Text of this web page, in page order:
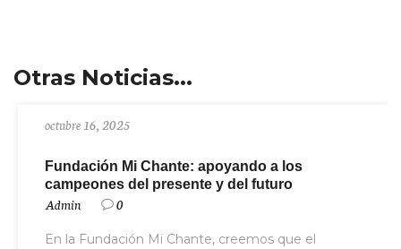
Otras Noticias...
octubre 16, 2025
Fundación Mi Chante: apoyando a los
campeones del presente y del futuro
Admin 0
En la Fundación Mi Chante, creemos que el